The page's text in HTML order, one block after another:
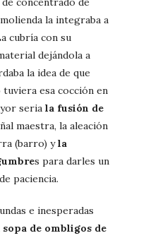
la integraba a
cubría con su
dejándola a
la idea de que
esa cocción en
seria la fusión de
maestra, la aleación
(barro) yla
s para darles un
paciencia.
e inesperadas
sopa de ombligos de